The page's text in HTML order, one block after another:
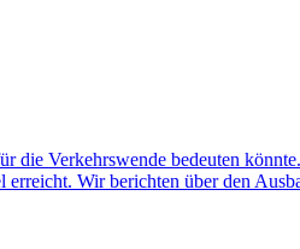
die Verkehrswende bedeuten
Wir berichten über den